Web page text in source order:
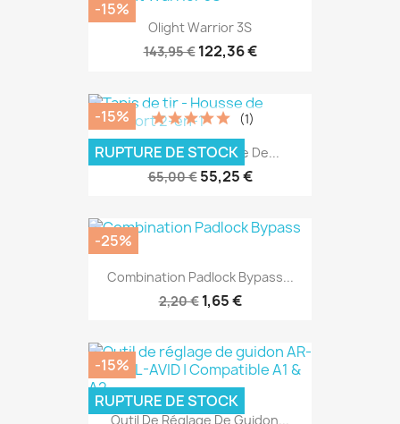
Olight Warrior 3S
143,95 € 122,36 €
-15%
Tapis De Tir - Housse De...
65,00 € 55,25 €
(1)
-15%
RUPTURE DE STOCK
Combination Padlock Bypass...
2,20 € 1,65 €
-25%
Outil De Réglage De Guidon...
-15%
RUPTURE DE STOCK